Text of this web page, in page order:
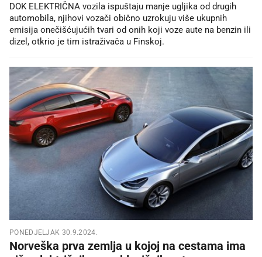
DOK ELEKTRIČNA vozila ispuštaju manje ugljika od drugih
automobila, njihovi vozači obično uzrokuju više ukupnih
emisija onečišćujućih tvari od onih koji voze aute na benzin ili
dizel, otkrio je tim istraživača u Finskoj.
PONEDJELJAK 30.9.2024.
Norveška prva zemlja u kojoj na cestama ima